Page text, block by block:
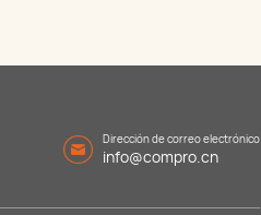
Dirección de correo electrónico
info@compro.cn